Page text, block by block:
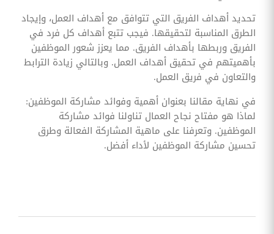
تحديد أهداف الفريق التي تتوافق مع أهداف العمل، وإيجاد
الطرق المناسبة لتحقيقها. فيجب تتبع أهداف كل فرد في
الفريق وربطها بأهداف الفريق. مما يعزز شعور الموظفين
بأهميتهم في تحقيق أهداف العمل. وبالتالي زيادة الترابط
والتعاون في فريق العمل.
في نهاية مقالنا بعنوان أهمية وفوائد مشاركة الموظفين:
لماذا هو مفتاح نجاح العمال تناولنا فوائد مشاركة
الموظفين. وتعرفنا على ماهية المشاركة الفعالة وطرق
تحسين مشاركة الموظفين لأداء أفضل.